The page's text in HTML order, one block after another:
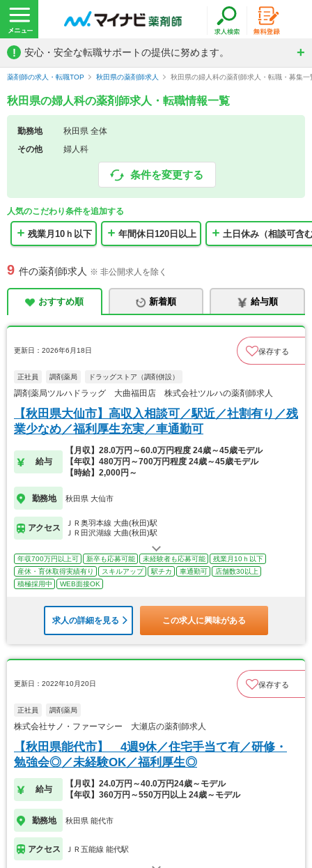
! 安心・安全な転職サポートの提供に努めます。
薬剤師の求人・転職TOP 秋田県の薬剤師求人 秋田県の婦人科の薬剤師求人・転職・募集一
秋田県の婦人科の薬剤師求人・転職情報一覧
勤務地
秋田県 全体
その他
婦人科
条件を変更する
人気のこだわり条件を追加する
残業月10ｈ以下 年間休日120日以上 土日休み（相談可含
9 件の薬剤師求人 ※ 非公開求人を除く
おすすめ順 新着順 給与順
更新日：2026年6月18日 保存する
正社員 調剤薬局 ドラッグストア（調剤併設）
調剤薬局ツルハドラッグ 大曲福田店 株式会社ツルハの薬剤師求人
【秋田県大仙市】高収入相談可／駅近／社割有り／残
業少なめ／福利厚生充実／車通勤可
給与
【月収】28.0万円～60.0万円程度 24歳～45歳モデル
【年収】480万円～700万円程度 24歳～45歳モデル
【時給】2,000円～
勤務地 秋田県 大仙市
アクセス
ＪＲ奥羽本線 大曲(秋田)駅
ＪＲ田沢湖線 大曲(秋田)駅
年収700万円以上可 新卒も応募可能 未経験者も応募可能
残業月10ｈ以下
産休・育休取得実績有り
スキルアップ 駅チカ 車通勤可
店舗数30以上
積極採用中
WEB面接OK
求人の詳細を見る この求人に興味がある
更新日：2022年10月20日 保存する
正社員 調剤薬局
株式会社サノ・ファーマシー 大瀬店の薬剤師求人
【秋田県能代市】 4週9休／住宅手当て有／研修・
勉強会◎／未経験OK／福利厚生◎
給与
【月収】24.0万円～40.0万円24歳～モデル
【年収】360万円～550万円以上 24歳～モデル
勤務地 秋田県 能代市
アクセス ＪＲ五能線 能代駅